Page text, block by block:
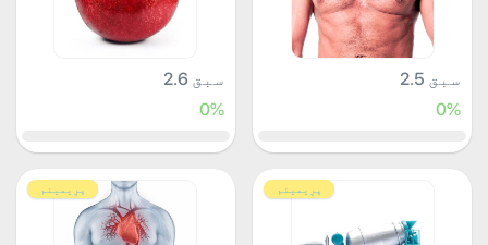
سبق 2.5
0%
سبق 2.6
0%
پرِیمیئم پرِیمیئم